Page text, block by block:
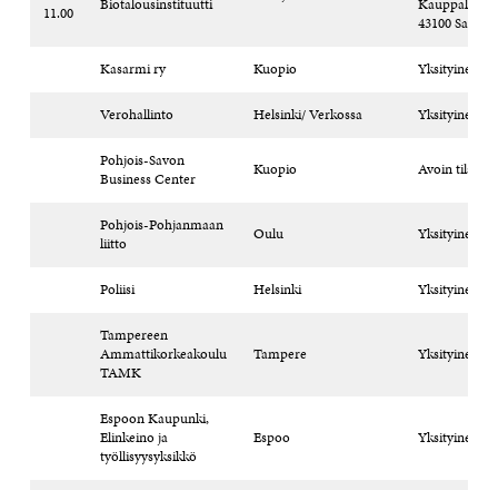
11.00
Biotalousinstituutti
Kauppakatu
43100
Kasarmi ry Kuopio Yksityinen
Verohallinto Helsinki/ Verkossa Yksityinen
Pohjois-Savon
Business Center
Kuopio Avoin
Pohjois-Pohjanmaan
liitto
Oulu Yksityinen
Poliisi Helsinki Yksityinen
Tampereen
Ammattikorkeakoulu
TAMK
Tampere Yksityinen
Espoon Kaupunki,
Elinkeino ja
työllisyysyksikkö
Espoo Yksityinen